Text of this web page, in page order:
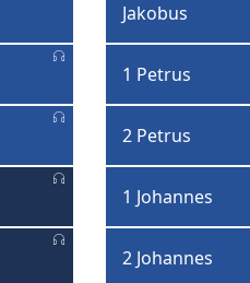
Jakobus
1 Petrus
2 Petrus
1 Johannes
2 Johannes